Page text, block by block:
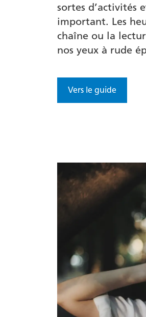
sortes d’activités
important. Les
chaîne ou la
nos yeux à rude
Vers le guide